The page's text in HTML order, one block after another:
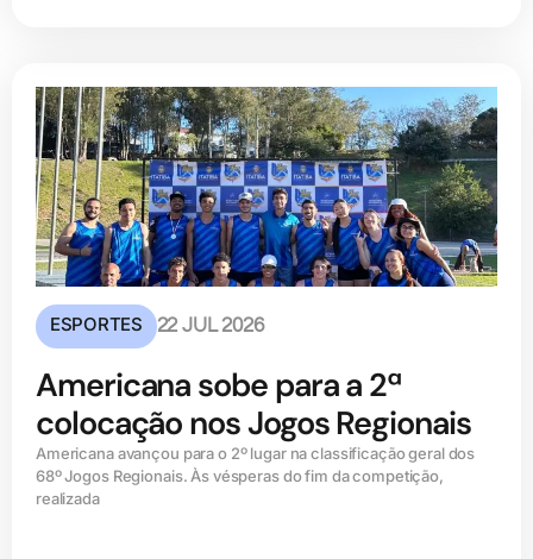
ESPORTES 22 JUL 2026
Americana sobe para a 2ª
colocação nos Jogos Regionais
Americana avançou para o 2º lugar na classificação geral dos
68º Jogos Regionais. Às vésperas do fim da competição,
realizada